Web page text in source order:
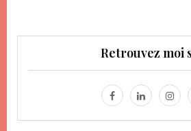
Retrouvez moi